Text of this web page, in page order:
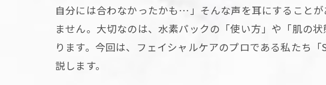
自分には合わなかったかも…」そんな声を耳にすること
ません。大切なのは、水素パックの「使い方」や「肌の
ります。今回は、フェイシャルケアのプロである私たち
説します。